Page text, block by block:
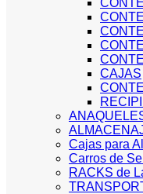
CAJAS
Cajas para
Carros de
RACKS de